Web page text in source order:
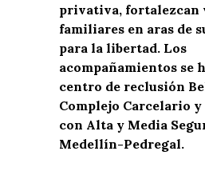
privativa, fortalezcan
familiares en aras de
para la libertad. Los
acompañamientos se
centro de reclusión
Complejo Carcelario
con Alta y Media
Medellín-Pedregal.